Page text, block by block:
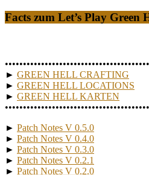
Facts zum Let’s Play Green
► GREEN HELL CRAFTING
► GREEN HELL LOCATIONS
► GREEN HELL KARTEN
► Patch Notes V 0.5.0
► Patch Notes V 0.4.0
► Patch Notes V 0.3.0
► Patch Notes V 0.2.1
► Patch Notes V 0.2.0